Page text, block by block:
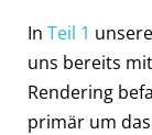
In Teil 1
uns bereits
Rendering
primär um